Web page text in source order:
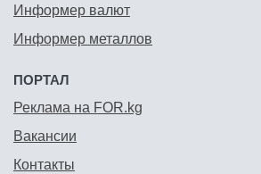
Информер валют
Информер металлов
ПОРТАЛ
Реклама на FOR.kg
Вакансии
Контакты